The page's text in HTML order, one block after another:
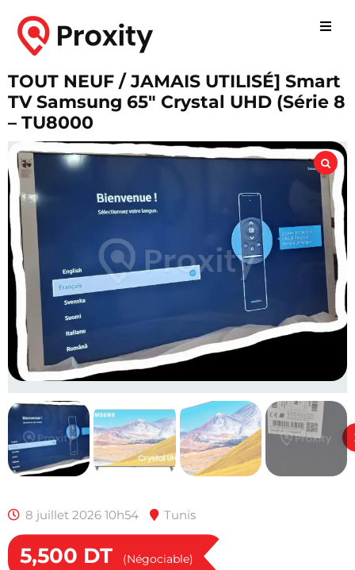
TOUT NEUF / JAMAIS UTILISÉ] Smart
TV Samsung 65″ Crystal UHD (Série 8
– TU8000
8 juillet 2026 10h54 Tunis
5,500 DT (Négociable)